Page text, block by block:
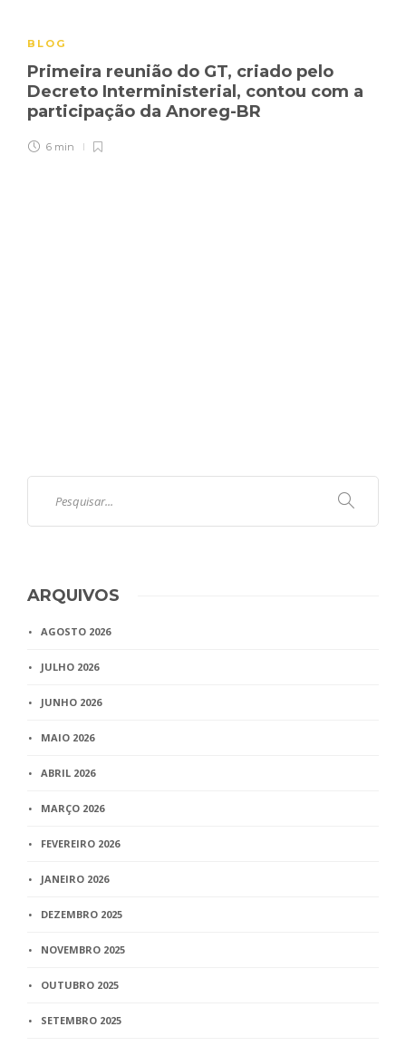
BLOG
Primeira reunião do GT, criado pelo
Decreto Interministerial, contou com a
participação da Anoreg-BR
6 min
ARQUIVOS
AGOSTO 2026
JULHO 2026
JUNHO 2026
MAIO 2026
ABRIL 2026
MARÇO 2026
FEVEREIRO 2026
JANEIRO 2026
DEZEMBRO 2025
NOVEMBRO 2025
OUTUBRO 2025
SETEMBRO 2025